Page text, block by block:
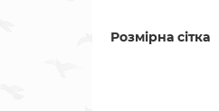
Розмірна сітка